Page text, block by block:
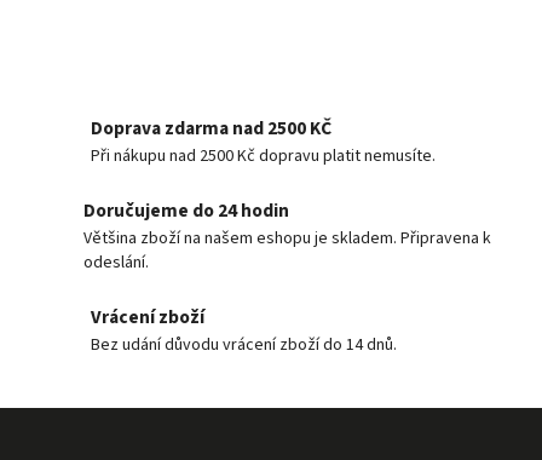
Doprava zdarma nad 2500 KČ
Při nákupu nad 2500 Kč dopravu platit nemusíte.
Doručujeme do 24 hodin
Většina zboží na našem eshopu je skladem. Připravena k
odeslání.
Vrácení zboží
Bez udání důvodu vrácení zboží do 14 dnů.